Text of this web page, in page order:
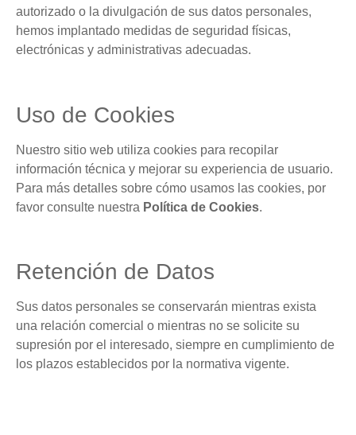
autorizado o la divulgación de sus datos personales,
hemos implantado medidas de seguridad físicas,
electrónicas y administrativas adecuadas.
Uso de Cookies
Nuestro sitio web utiliza cookies para recopilar
información técnica y mejorar su experiencia de usuario.
Para más detalles sobre cómo usamos las cookies, por
favor consulte nuestra Política de Cookies.
Retención de Datos
Sus datos personales se conservarán mientras exista
una relación comercial o mientras no se solicite su
supresión por el interesado, siempre en cumplimiento de
los plazos establecidos por la normativa vigente.